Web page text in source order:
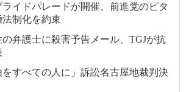
イドパレードが開催、前進党のピタ
制化を約束
の弁護士に殺害予告メール、TGJが抗
をすべての人に」訴訟名古屋地裁判決